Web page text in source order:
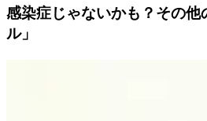
感染症じゃないかも？その他
ル」